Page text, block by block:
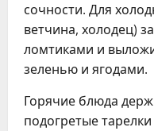
сочности. Для
ветчина, холодец)
ломтиками и
зеленью и ягодами.
Горячие блюда
подогретые